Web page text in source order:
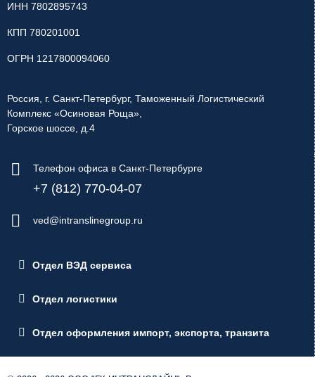
ИНН 7802895743
КПП 780201001
ОГРН 1217800094060
Россия, г. Санкт-Петербург, Таможенный Логистический
Комплекс «Осиновая Роща»,
Горское шоссе, д.4
Телефон офиса в Санкт-Петербурге
+7 (812) 770-04-07
ved@intranslinegroup.ru
Отдел ВЭД сервиса
Отдел логистики
Отдел оформления импорт, экспорта, транзита